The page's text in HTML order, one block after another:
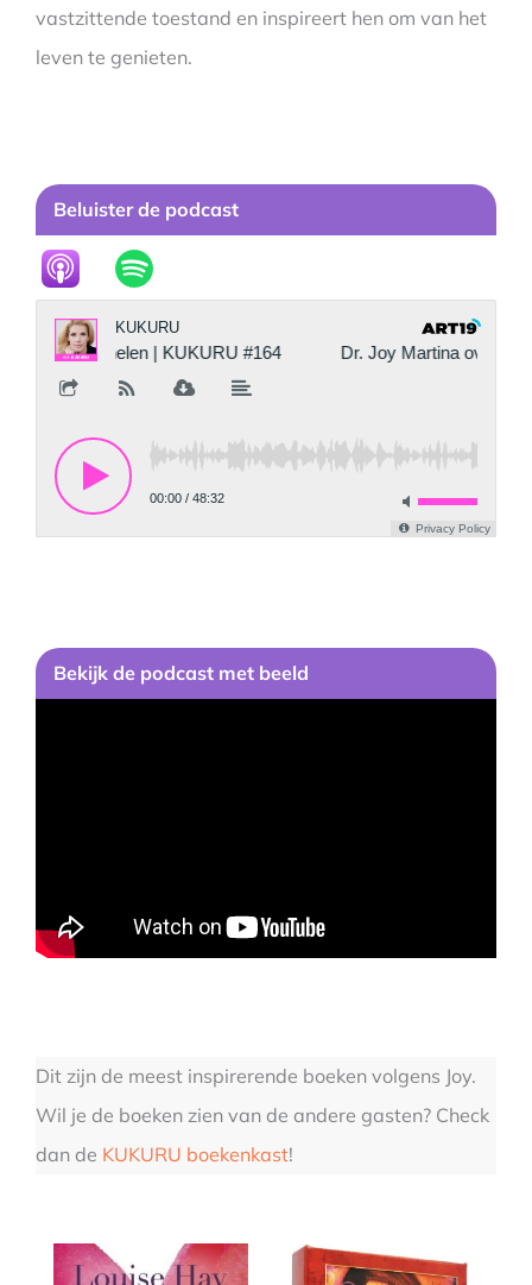
vastzittende toestand en inspireert hen om van het
leven te genieten.
Beluister de podcast
Bekijk de podcast met beeld
Dit zijn de meest inspirerende boeken volgens Joy.
Wil je de boeken zien van de andere gasten? Check
dan de KUKURU boekenkast!